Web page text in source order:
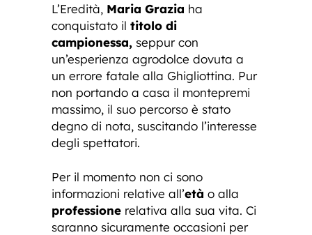
L’Eredità, Maria Grazia ha
conquistato il titolo di
campionessa, seppur con
un’esperienza agrodolce dovuta a
un errore fatale alla Ghigliottina. Pur
non portando a casa il montepremi
massimo, il suo percorso è stato
degno di nota, suscitando l’interesse
degli spettatori.
Per il momento non ci sono
informazioni relative all’età o alla
professione relativa alla sua vita. Ci
saranno sicuramente occasioni per